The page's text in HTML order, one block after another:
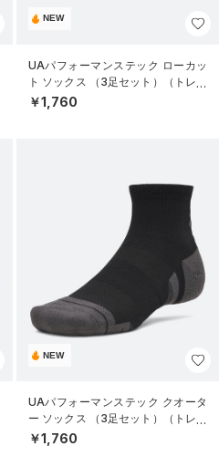
NEW
UAパフォーマンステック ローカッ
ト ソックス （3足セット）（トレー
ニング/UNISEX）
￥1,760
NEW
UAパフォーマンステック クオータ
ー ソックス （3足セット）（トレー
ニング/UNISEX）
￥1,760